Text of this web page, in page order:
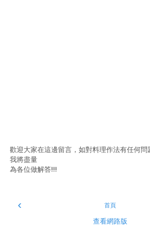
歡迎大家在這邊留言，如對料理作法有任何問
我將盡量
為各位做解答!!!
‹ 首頁
查看網路版